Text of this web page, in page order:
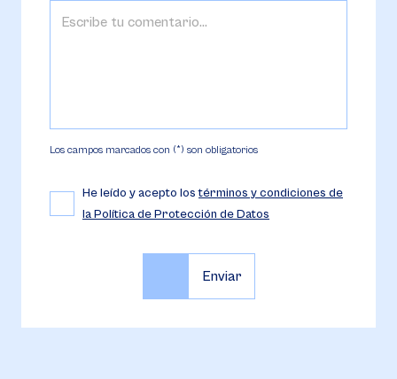
Los campos marcados con (*) son obligatorios
He leído y acepto lostérminos y condiciones de
la Política de Protección de Datos